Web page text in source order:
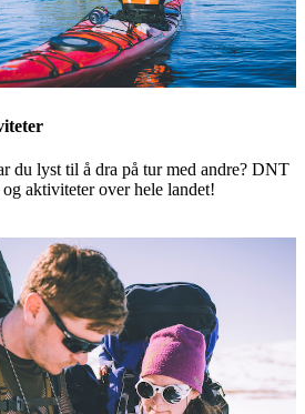
du lyst til å dra på tur med andre? DNT
aktiviteter over hele landet!